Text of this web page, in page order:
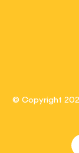
© Copyright